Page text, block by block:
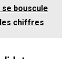
se bouscule
les chiffres